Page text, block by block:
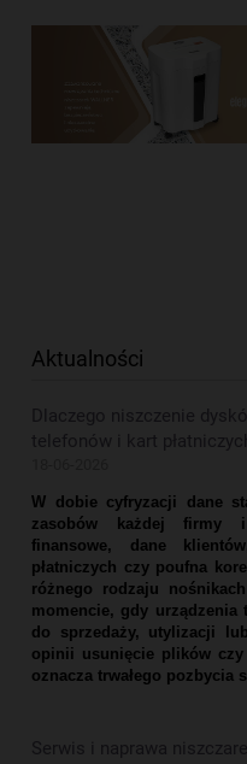
Aktualności
Dlaczego niszczenie
telefonów i kart
W dobie cyfryzacji dane
zasobów każdej firmy i
finansowe, dane
płatniczych czy poufna
różnego rodzaju
momencie, gdy
do sprzedaży, utylizacji
opinii usunięcie plików
oznacza trwałego pozbycia
Serwis i naprawa